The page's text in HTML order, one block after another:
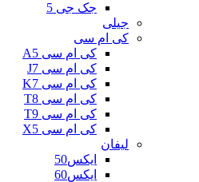
جک جی 5
جیلی
کی ام سی
کی ام سی A5
کی ام سی J7
کی ام سی K7
کی ام سی T8
کی ام سی T9
کی ام سی X5
لیفان
ایکس50
ایکس60